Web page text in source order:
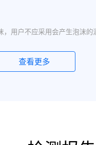
用户不应采用会产生泡沫
应避免水进入润滑油箱体
查看更多